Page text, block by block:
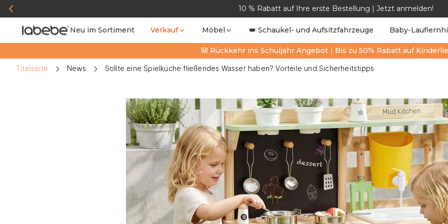
10 % Rabatt auf Ihre erste Bestellung | Jetzt anmelden!
Neu im Sortiment Verkauf Möbel 👑 Schaukel- und Aufsitzfahrzeuge Baby-
🎒 Rückkehr ins Schuljahr Angebot｜Bis zu 50% Rabatt auf
Titelseite News Sollte eine Spielküche fließendes Wasser haben? Vorteile und Sicherheitstipps